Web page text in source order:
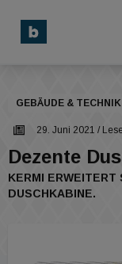
GEBÄUDE & TECHNIK
29. Juni 2021 /
Dezente
KERMI ERWEITERT
DUSCHKABINE.